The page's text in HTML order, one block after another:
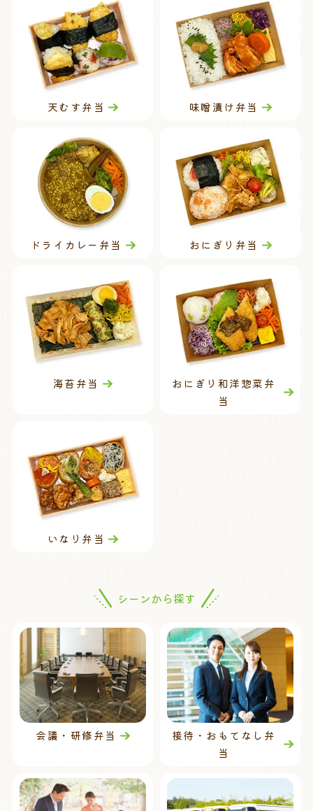
天むす弁当 味噌漬け弁当
ドライカレー弁当 おにぎり弁当
海苔弁当
おにぎり和洋惣菜弁
当
いなり弁当
シーンから探す
会議・研修弁当
接待・おもてなし弁
当